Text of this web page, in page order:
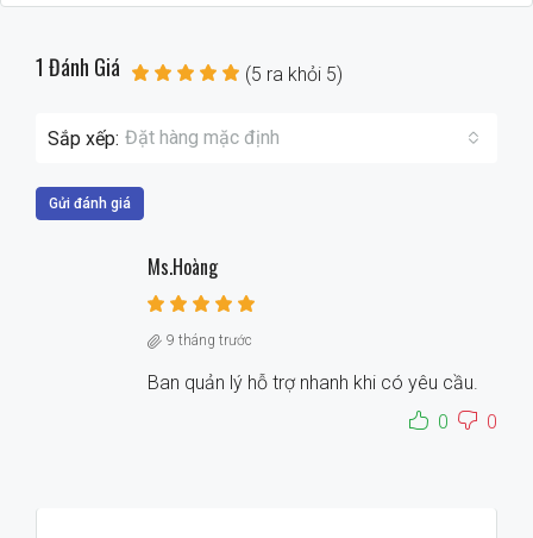
1 Đánh Giá (5 ra khỏi 5)
Sắp xếp: Đặt hàng mặc định
Gửi đánh giá
Ms.Hoàng
9 tháng trước
Ban quản lý hỗ trợ nhanh khi có yêu cầu.
0
0